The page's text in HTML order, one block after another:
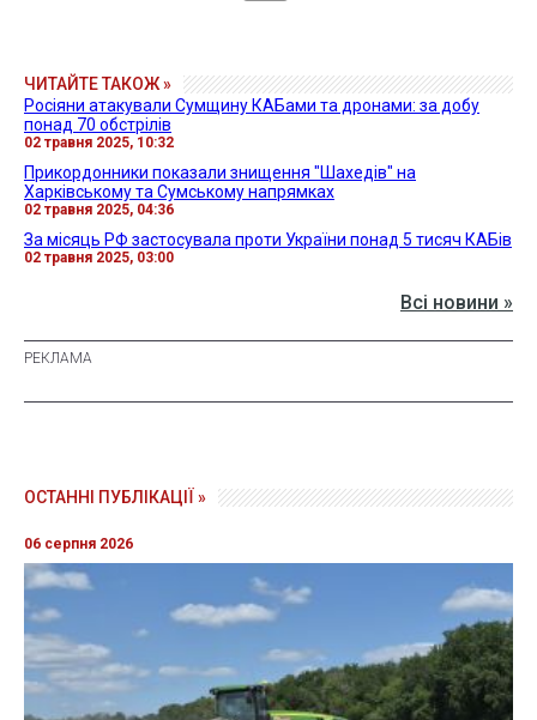
ЧИТАЙТЕ ТАКОЖ »
Росіяни атакували Сумщину КАБами та дронами: за добу
понад 70 обстрілів
02 травня 2025, 10:32
Прикордонники показали знищення "Шахедів" на
Харківському та Сумському напрямках
02 травня 2025, 04:36
За місяць РФ застосувала проти України понад 5 тисяч КАБів
02 травня 2025, 03:00
Всі новини »
ОСТАННІ ПУБЛІКАЦІЇ »
06 серпня 2026